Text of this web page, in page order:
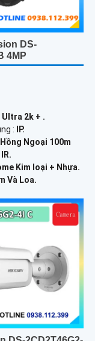
DS-
4MP
Ultra 2k + .
:
IP.
Hồng Ngoại 100m
Kim loại + Nhựa.
Và Loa.